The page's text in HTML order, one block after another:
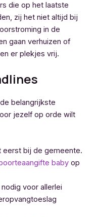
die op het laatste
zij het niet altijd bij
in de
gaan verhuizen of
er plekjes vrij.
belangrijkste
jezelf op orde wilt
bij de gemeente.
babyop
voor allerlei